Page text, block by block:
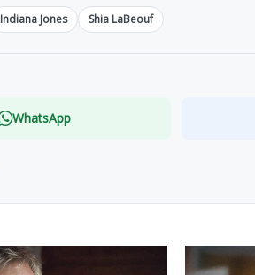
Indiana Jones Shia LaBeouf
WhatsApp